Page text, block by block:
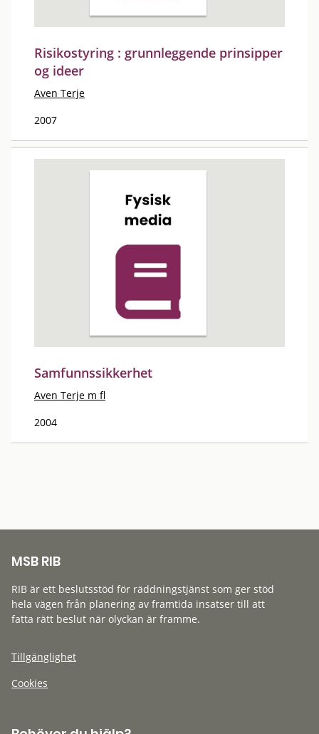
Risikostyring : grunnleggende prinsipper
og ideer
Aven Terje
2007
Samfunnssikkerhet
Aven Terje m fl
2004
MSB RIB
RIB är ett beslutsstöd för räddningstjänst som ger stöd
hela vägen från planering av framtida insatser till att
fatta rätt beslut när olyckan är framme.
Tillgänglighet
Cookies